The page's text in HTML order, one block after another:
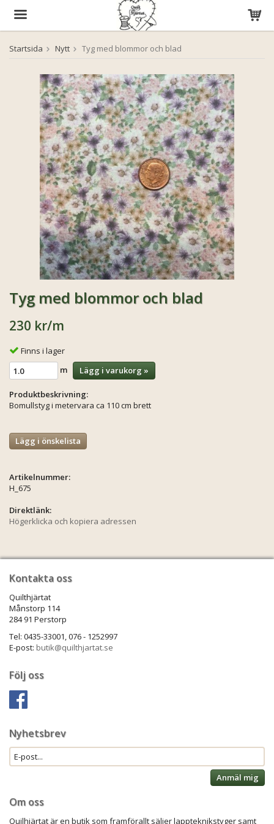
Produkten har blivit tillagd i varukorgen
Startsida Nytt Tyg med blommor och blad
Tyg med blommor och blad
230 kr/m
Finns i lager
m
Lägg i varukorg »
Produktbeskrivning:
Bomullstyg i metervara ca 110 cm brett
Lägg i önskelista
Artikelnummer:
H_675
Direktlänk:
Högerklicka och kopiera adressen
Kontakta oss
Quilthjärtat
Månstorp 114
284 91 Perstorp
Tel: 0435-33001, 076 - 1252997
E-post: butik@quilthjartat.se
Följ oss
Nyhetsbrev
Anmäl mig
Om oss
Quilhjärtat är en butik som framförallt säljer lappteknikstyger samt